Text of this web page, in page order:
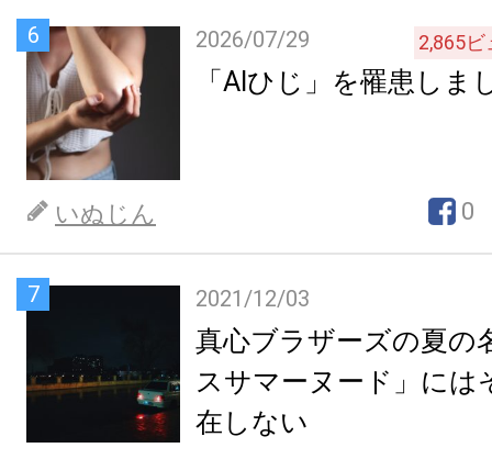
6 2026/07/29 2,865ビ
「AIひじ」を罹患しま
いぬじん 0
7 2021/12/03
真心ブラザーズの夏の
スサマーヌード」には
在しない